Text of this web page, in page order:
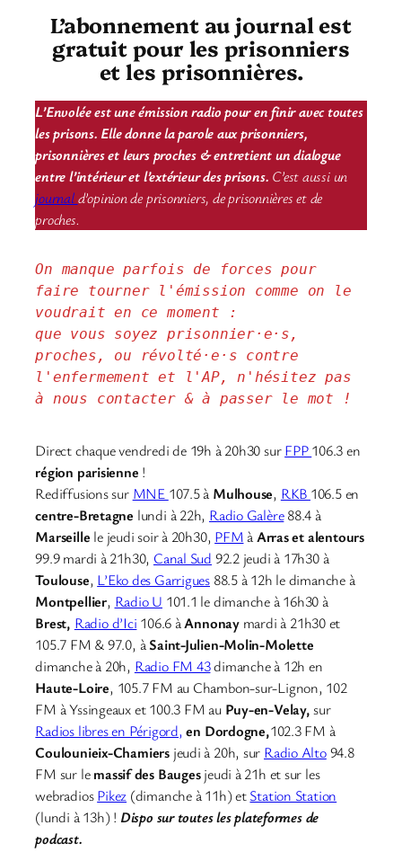
L’abonnement au journal est
gratuit pour les prisonniers
et les prisonnières.
L’Envolée est une émission radio pour en finir avec toutes
les prisons. Elle donne la parole aux prisonniers,
prisonnières et leurs proches & entretient un dialogue
entre l’intérieur et l’extérieur des prisons. C’est aussi un
journald’opinion de prisonniers, de prisonnières et de
proches.
On manque parfois de forces pour
faire tourner l'émission comme on le
voudrait en ce moment :
que vous soyez prisonnier·e·s,
proches, ou révolté·e·s contre
l'enfermement et l'AP, n'hésitez pas
à nous contacter & à passer le mot !
Direct chaque vendredi de 19h à 20h30 surFPP106.3 en
région parisienne !
Rediffusions sur MNE 107.5 à Mulhouse, RKB 106.5 en
centre-Bretagne lundi à 22h, Radio Galère88.4 à
Marseille le jeudi soir à 20h30, PFMàArras et alentours
99.9 mardi à 21h30, Canal Sud 92.2 jeudi à 17h30 à
Toulouse, L’Eko des Garrigues 88.5 à 12h le dimanche à
Montpellier, Radio U 101.1 le dimanche à 16h30 à
Brest, Radio d’Ici 106.6 àAnnonay mardi à 21h30 et
105.7 FM & 97.0, àSaint-Julien-Molin-Molette
dimanche à 20h, Radio FM 43dimanche à 12h en
Haute-Loire, 105.7 FM au Chambon-sur-Lignon, 102
FM à Yssingeaux et 100.3 FM au Puy-en-Velay,sur
Radios libres en Périgord, en Dordogne,102.3 FM à
Coulounieix-Chamiers jeudi à 20h, sur Radio Alto94.8
FM sur lemassif des Baugesjeudi à 21h et sur les
webradiosPikez (dimanche à 11h) etStation Station
(lundi à 13h) ! Dispo sur toutes les plateformes de
podcast.